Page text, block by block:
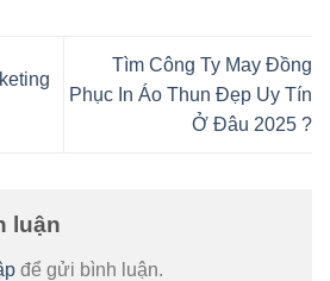
Tìm Công Ty May Đồng
Phục In Áo Thun Đẹp Uy Tín
Ở Đâu 2025 ?
luận
để gửi bình luận.